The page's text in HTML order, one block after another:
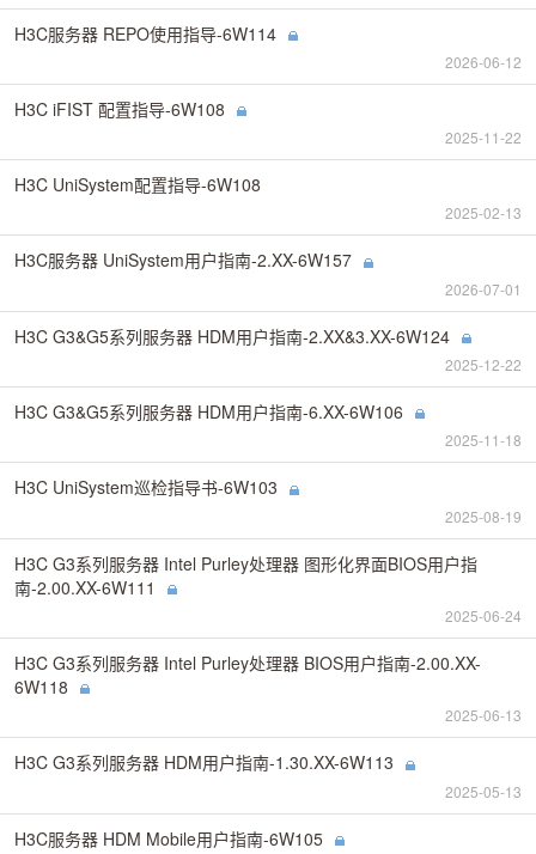
H3C服务器 REPO使用指导-6W114
2026-06-12
H3C iFIST 配置指导-6W108
2025-11-22
H3C UniSystem配置指导-6W108
2025-02-13
H3C服务器 UniSystem用户指南-2.XX-6W157
2026-07-01
H3C G3&G5系列服务器 HDM用户指南-2.XX&3.XX-6W124
2025-12-22
H3C G3&G5系列服务器 HDM用户指南-6.XX-6W106
2025-11-18
H3C UniSystem巡检指导书-6W103
2025-08-19
H3C G3系列服务器 Intel Purley处理器 图形化界面BIOS用户指
南-2.00.XX-6W111
2025-06-24
H3C G3系列服务器 Intel Purley处理器 BIOS用户指南-2.00.XX-
6W118
2025-06-13
H3C G3系列服务器 HDM用户指南-1.30.XX-6W113
2025-05-13
H3C服务器 HDM Mobile用户指南-6W105